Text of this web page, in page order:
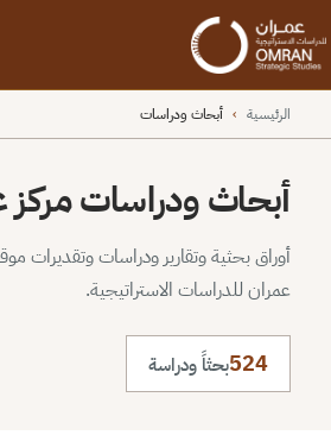
الرئيسية › أبحاث ودراسات
أبحاث ودراسات مركز
أوراق بحثية وتقارير ودراسات وتقديرات
عمران للدراسات الاستراتيجية.
524بحثاً ودراسة